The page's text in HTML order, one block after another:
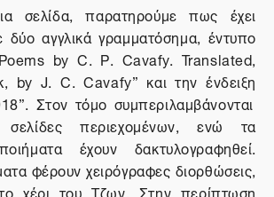
σελίδα, παρατηρούμε πως έχει
δύο αγγλικά γραμματόσημα, έντυπο
by C. P. Cavafy. Translated,
by J. C. Cavafy” και την ένδειξη
”. Στον τόμο συμπεριλαμβάνονται
περιεχομένων, ενώ τα
έχουν δακτυλογραφηθεί.
φέρουν χειρόγραφες διορθώσεις,
χέρι του Τζων. Στην περίπτωση